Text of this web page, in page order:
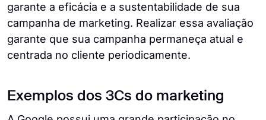
garante a eficácia e a sustentabilidade de sua
campanha de marketing. Realizar essa avaliação
garante que sua campanha permaneça atual e
centrada no cliente periodicamente.
Exemplos dos 3Cs do marketing